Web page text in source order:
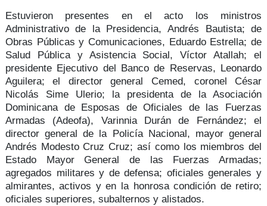
Estuvieron presentes en el acto los ministros
Administrativo de la Presidencia,Andrés Bautista; de
Obras Públicas y Comunicaciones, Eduardo Estrella; de
Salud Pública y Asistencia Social,Víctor Atallah; el
presidente Ejecutivo del Banco de Reservas, Leonardo
Aguilera; el director general Cemed, coronel César
Nicolás Sime Ulerio; la presidenta de la Asociación
Dominicana de Esposas de Oficiales de las Fuerzas
Armadas (Adeofa), Varinnia Durán de Fernández; el
director general de la Policía Nacional, mayor general
Andrés Modesto Cruz Cruz; así como los miembros del
Estado Mayor General de las Fuerzas Armadas;
agregados militares y de defensa; oficiales generales y
almirantes, activos y en la honrosa condición de retiro;
oficiales superiores, subalternos y alistados.